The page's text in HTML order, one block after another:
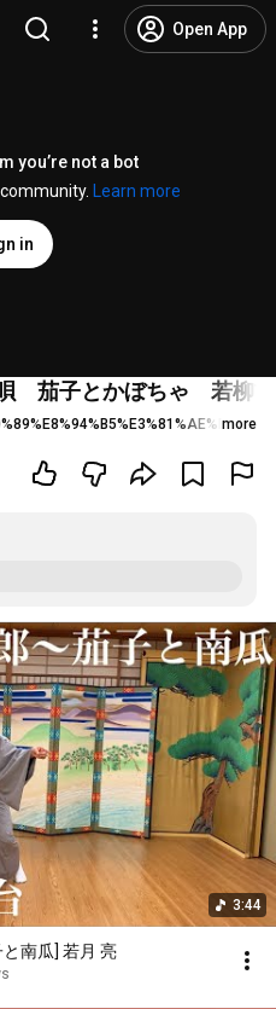
Open App
you’re not a bot
Learn more
in
唄 茄子とかぼちゃ 若柳
more
3:44
創作舞踊 [河太郎〜茄子と南瓜] 若月 亮